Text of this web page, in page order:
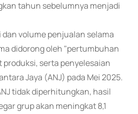
tahun sebelumnya menjadi
volume penjualan selama
didorong oleh "pertumbuhan
serta penyelesaian
Jaya (ANJ) pada Mei 2025.
tidak diperhitungkan, hasil
grup akan meningkat 8,1